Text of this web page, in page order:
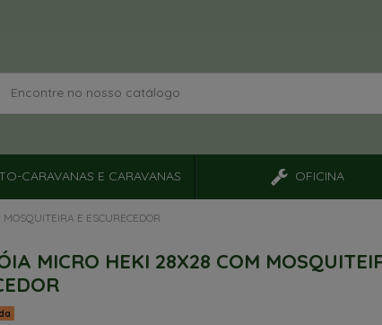
CARAVANAS E CARAVANAS OFICINA
E ESCURECEDOR
MICRO HEKI 28X28 COM